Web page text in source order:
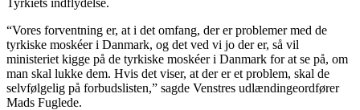
“Vores forventning er, at i det omfang, der er problemer med de
tyrkiske moskéer i Danmark, og det ved vi jo der er, så vil
ministeriet kigge på de tyrkiske moskéer i Danmark for at se på, om
man skal lukke dem. Hvis det viser, at der er et problem, skal de
selvfølgelig på forbudslisten,” sagde Venstres udlændingeordfører
Mads Fuglede.